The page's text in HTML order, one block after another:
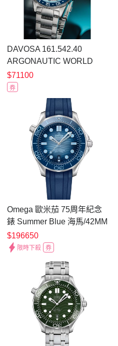
DAVOSA 161.542.40
ARGONAUTIC WORLD
TRAVELLER 世界旅行者
GMT雙十區錶 湛藍色
$71100
券
Omega 歐米茄 75周年紀念
錶 Summer Blue 海馬/42MM
$196650
限時下殺 券